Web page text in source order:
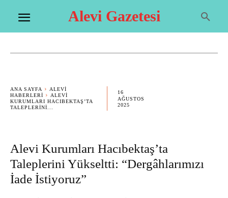
Alevi Gazetesi
ANA SAYFA
ALEVI
HABERLERI
ALEVI
KURUMLARI HACIBEKTAŞ’TA
TALEPLERINI...
16
AĞUSTOS
2025
Alevi Kurumları Hacıbektaş’ta
Taleplerini Yükseltti: “Dergâhlarımızı
İade İstiyoruz”